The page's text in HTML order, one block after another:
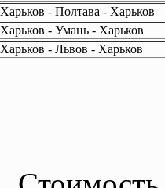
Харьков - Полтава - Харьков
Харьков - Умань - Харьков
Харьков - Львов - Харьков